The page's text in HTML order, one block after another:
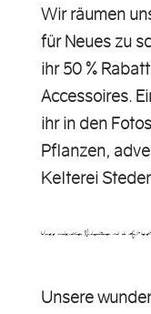
Wir räumen
für Neues zu
ihr 50 %
Accessoires.
ihr in den
Pflanzen,
Kelterei
Unsere wunderschönen Nordmanntannen sind ab
Unsere